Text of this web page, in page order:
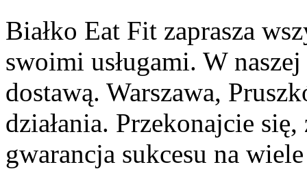
Białko Eat Fit zaprasza
swoimi usługami. W
dostawą. Warszawa,
działania. Przekonajcie
gwarancja sukcesu na